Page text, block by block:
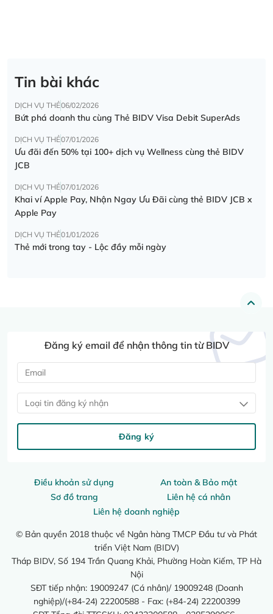
Tin bài khác
DỊCH VỤ THẺ06/02/2026
Bứt phá doanh thu cùng Thẻ BIDV Visa Debit SuperAds
DỊCH VỤ THẺ07/01/2026
Ưu đãi đến 50% tại 100+ dịch vụ Wellness cùng thẻ BIDV
JCB
DỊCH VỤ THẺ07/01/2026
Khai ví Apple Pay, Nhận Ngay Ưu Đãi cùng thẻ BIDV JCB x
Apple Pay
DỊCH VỤ THẺ01/01/2026
Thẻ mới trong tay - Lộc đầy mỗi ngày
Điều khoản sử dụng
An toàn & Bảo mật
Sơ đồ trang
Liên hệ cá nhân
Liên hệ doanh nghiệp
© Bản quyền 2018 thuộc về Ngân hàng TMCP Đầu tư và Phát
triển Việt Nam (BIDV)
Tháp BIDV, Số 194 Trần Quang Khải, Phường Hoàn Kiếm, TP Hà
Nội
SĐT tiếp nhận: 19009247 (Cá nhân)/ 19009248 (Doanh
nghiệp)/(+84-24) 22200588 - Fax: (+84-24) 22200399
Đăng ký email để nhận thông tin từ BIDV
Loại tin đăng ký nhận
Đăng ký